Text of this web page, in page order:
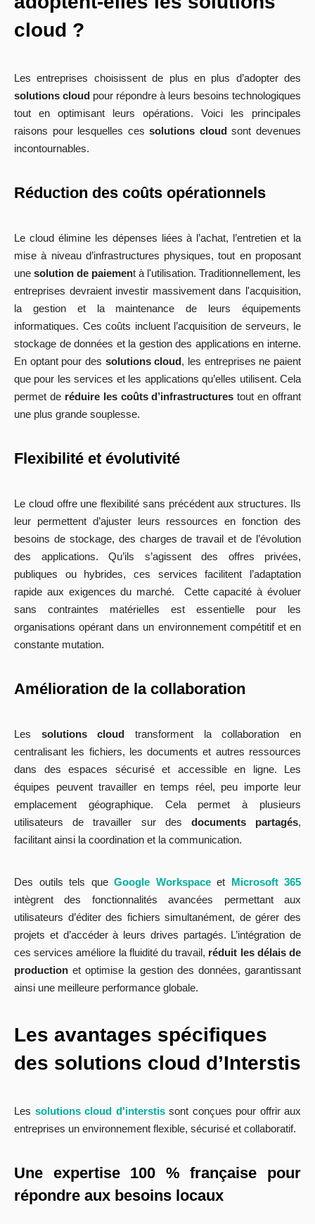
cloud ?
Les entreprises choisissent de plus en plus d’adopter des
solutions cloud pour répondre à leurs besoins technologiques
tout en optimisant leurs opérations. Voici les principales
raisons pour lesquelles cessolutions cloudsont devenues
incontournables.
Réduction des coûts opérationnels
Le cloud élimine les dépenses liées à l’achat, l’entretien et la
mise à niveau d’infrastructures physiques, tout en proposant
une solution de paiement à l'utilisation. Traditionnellement, les
entreprises devraient investir massivement dans l'acquisition,
la gestion et la maintenance de leurs équipements
informatiques. Ces coûts incluent l’acquisition de serveurs, le
stockage de données et la gestion des applications en interne.
En optant pour des solutions cloud, les entreprises ne paient
que pour les services et les applications qu’elles utilisent. Cela
permet de réduire les coûts d’infrastructures tout en offrant
une plus grande souplesse.
Flexibilité et évolutivité
Le cloud offre une flexibilité sans précédent aux structures. Ils
leur permettent d’ajuster leurs ressources en fonction des
besoins de stockage, des charges de travail et de l’évolution
des applications. Qu’ils s’agissent des offres privées,
publiques ou hybrides, ces services facilitent l’adaptation
rapide aux exigences du marché. Cette capacité à évoluer
sans contraintes matérielles est essentielle pour les
organisations opérant dans un environnement compétitif et en
constante mutation.
Amélioration de la collaboration
Les solutions cloud transforment la collaboration en
centralisant les fichiers, les documents et autres ressources
dans des espaces sécurisé et accessible en ligne. Les
équipes peuvent travailler en temps réel, peu importe leur
emplacement géographique. Cela permet à plusieurs
utilisateurs de travailler sur des documents partagés,
facilitant ainsi la coordination et la communication.
Des outils tels que Google Workspaceet Microsoft 365
intègrent des fonctionnalités avancées permettant aux
utilisateurs d’éditer des fichiers simultanément, de gérer des
projets et d’accéder à leurs drives partagés. L’intégration de
ces services améliore la fluidité du travail, réduit les délais de
production et optimise la gestion des données, garantissant
ainsi une meilleure performance globale.
Les avantages spécifiques
des solutions cloud d’Interstis
Les solutions cloud d'interstissont conçues pour offrir aux
entreprises un environnement flexible, sécurisé et collaboratif.
Une expertise 100 % française pour
répondre aux besoins locaux